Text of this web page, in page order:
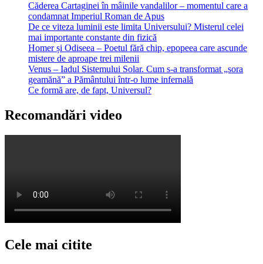
Căderea Cartaginei în mâinile vandalilor – momentul care a
condamnat Imperiul Roman de Apus
De ce viteza luminii este limita Universului? Misterul celei
mai importante constante din fizică
Homer și Odiseea – Poetul fără chip, epopeea care ascunde
mistere de aproape trei milenii
Venus – Iadul Sistemului Solar. Cum s-a transformat „sora
geamănă” a Pământului într-o lume infernală
Ce formă are, de fapt, Universul?
Recomandări video
Cele mai citite